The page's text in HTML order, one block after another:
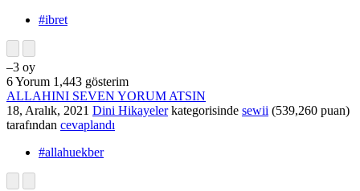
#ibret
–3 oy
6Yorum 1,443 gösterim
ALLAHINI SEVEN YORUM ATSIN
18, Aralık, 2021 Dini Hikayelerkategorisinde sewii (539,260 puan)
tarafından cevaplandı
#allahuekber